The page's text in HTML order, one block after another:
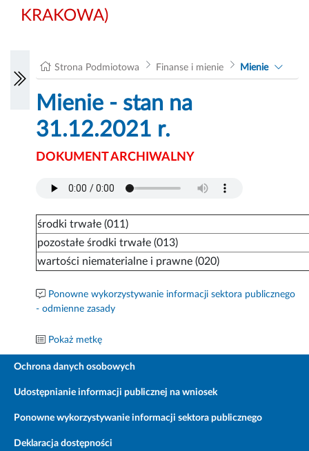
KRAKOWA)
Strona Podmiotowa Finanse i mienie Mienie
Mienie - stan na
31.12.2021 r.
DOKUMENT ARCHIWALNY
środki trwałe (011)
pozostałe środki trwałe (013)
wartości niematerialne i prawne (020)
Ponowne wykorzystywanie informacji sektora publicznego
- odmienne zasady
Pokaż metkę
Ochrona danych osobowych
Udostępnianie informacji publicznej na wniosek
Ponowne wykorzystywanie informacji sektora publicznego
Deklaracja dostępności